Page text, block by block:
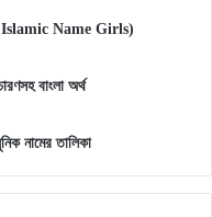
Islamic Name Girls)
বাংলা অর্থ
নামের তালিকা